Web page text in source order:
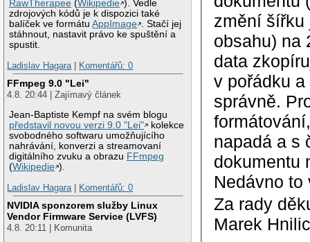
RawTherapee (Wikipedie ). Vedle
zdrojových kódů je k dispozici také
balíček ve formátuAppImage . Stačí jej
stáhnout, nastavit právo ke spuštění a
spustit.
Ladislav Hagara
Komentářů: 0
FFmpeg 9.0 "Lei"
4.8. 20:44 | Zajímavý článek
Jean-Baptiste Kempf na svém blogu
představil novou verzi 9.0 "Lei"
kolekce
svobodného softwaru umožňujícího
nahrávání, konverzi a streamovaní
digitálního zvuku a obrazu FFmpeg
(Wikipedie ).
Ladislav Hagara
Komentářů: 0
NVIDIA sponzorem služby Linux
Vendor Firmware Service (LVFS)
4.8. 20:11 | Komunita
změní šířku
obsahu) na
data
v pořádku
správně.
napadá a s
dokumentu
Nedávno
Za rady
Marek